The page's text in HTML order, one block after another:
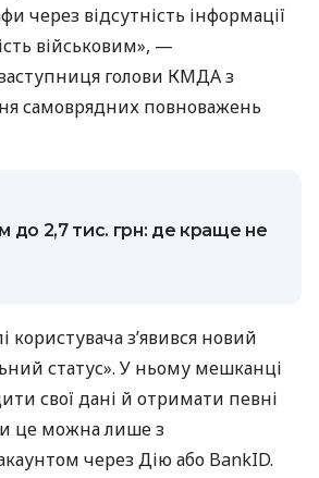
через відсутність інформації
військовим», —
голови КМДА з
самоврядних повноважень
до 2,7 тис. грн: де краще не
користувача з’явився новий
статус». У ньому мешканці
свої дані й отримати певні
це можна лише з
через Дію або BankID.